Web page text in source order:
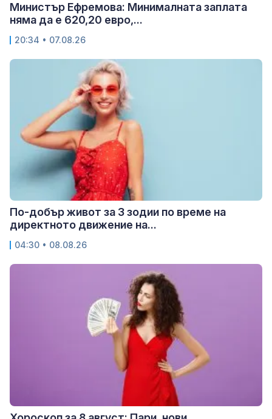
Министър Ефремова: Минималната заплата
няма да е 620,20 евро,...
20:34 • 07.08.26
По-добър живот за 3 зодии по време на
директното движение на...
04:30 • 08.08.26